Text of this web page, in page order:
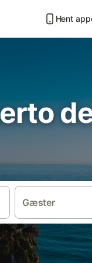
Hent
Gæster